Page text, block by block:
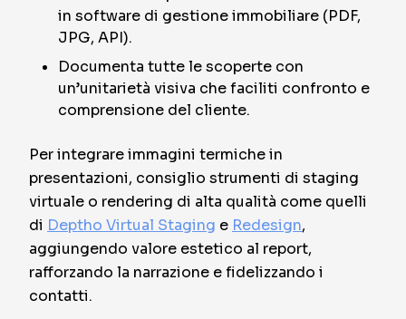
in software di gestione immobiliare (PDF,
JPG, API).
Documenta tutte le scoperte con
un’unitarietà visiva che faciliti confronto e
comprensione del cliente.
Per integrare immagini termiche in
presentazioni, consiglio strumenti di staging
virtuale o rendering di alta qualità come quelli
di Deptho Virtual Staging e Redesign,
aggiungendo valore estetico al report,
rafforzando la narrazione e fidelizzando i
contatti.